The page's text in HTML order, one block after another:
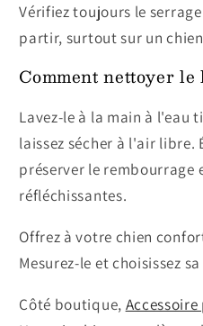
Vérifiez toujours le
partir, surtout sur un
Comment nettoyer le
Lavez-le à la main à l'eau
laissez sécher à l'air libre.
préserver le rembourrage
réfléchissantes.
Offrez à votre chien
Mesurez-le et choisissez
Côté boutique,